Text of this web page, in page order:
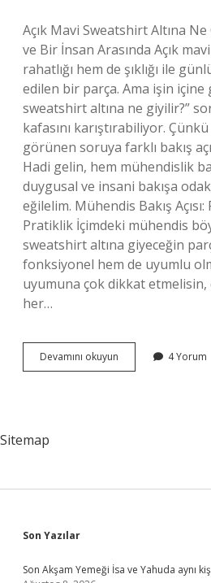
Açık Mavi Sweatshirt Altına
ve Bir İnsan Arasında Açık
rahatlığı hem de şıklığı ile
edilen bir parça. Ama işin içine
sweatshirt altına ne giyilir?”
kafasını karıştırabiliyor.
görünen soruya farklı bakış
Hadi gelin, hem mühendislik
duygusal ve insani bakışa
eğilelim. Mühendis Bakış
Pratiklik İçimdeki mühendis
sweatshirt altına giyeceğin
fonksiyonel hem de uyumlu
uyumuna çok dikkat
her…
Devamını okuyun
mavi
4 Yorum
Sitemap
Sidebar
Son Yazılar
Son Akşam Yemeği İsa ve Yahuda aynı